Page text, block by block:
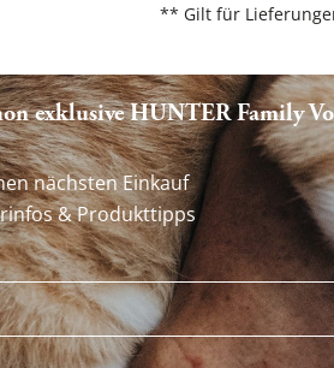
** Gilt für
exklusive HUNTER Family
nächsten Einkauf
& Produkttipps